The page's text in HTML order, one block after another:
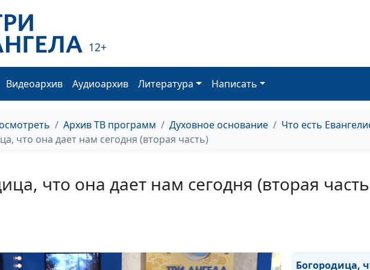
12+
Видеоархив Аудиоархив Литература Написать
Архив ТВ программ Духовное основание
Что есть
что она дает нам сегодня (вторая часть)
что она дает нам сегодня (вторая
возраст
Рождение
Иоанн
Богородица,